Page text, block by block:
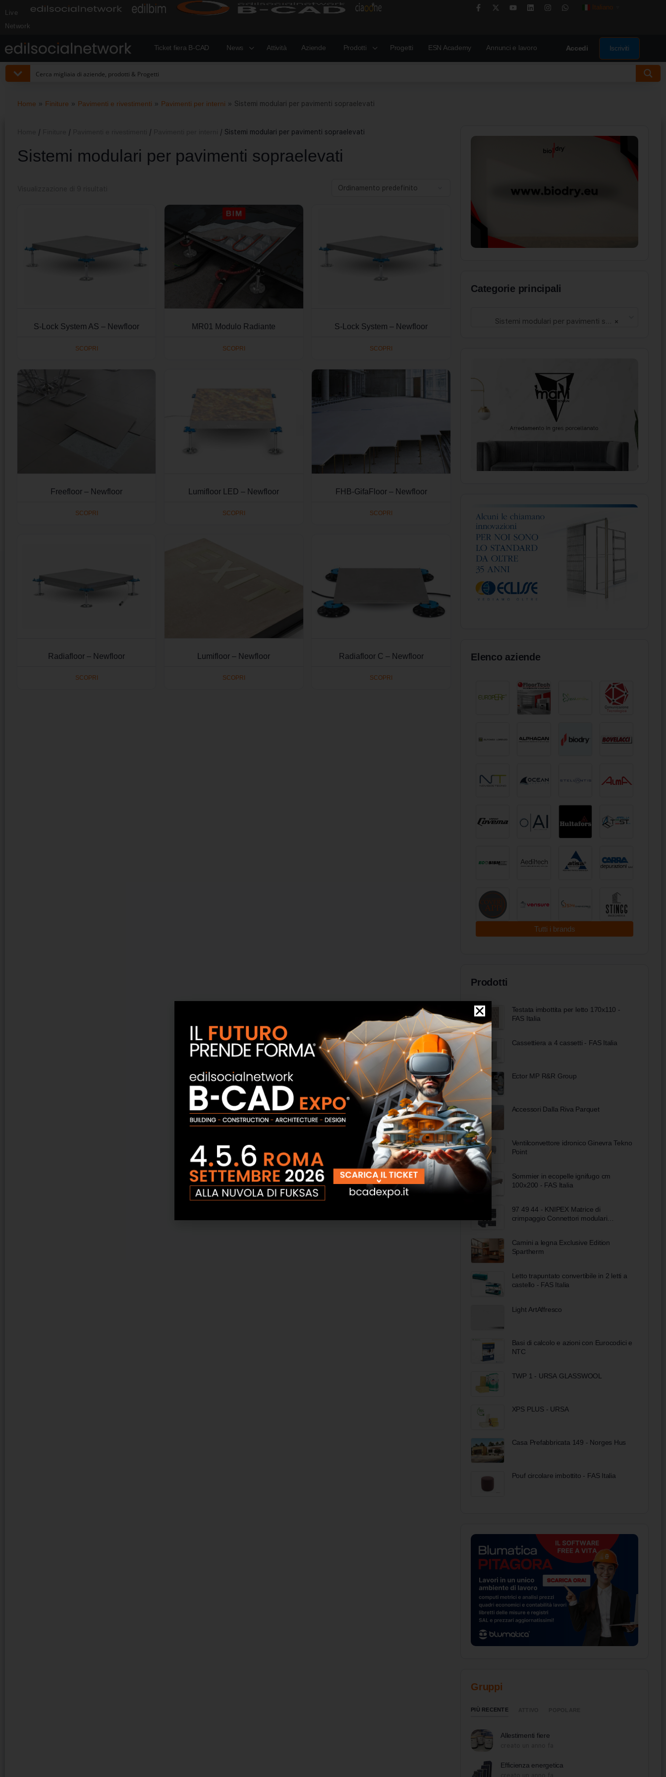
Live
Network
Italiano
Ticket fiera B-CAD News Attività Aziende Prodotti Progetti ESN Academy Annunci e lavoro Accedi Iscriviti
Home » Finiture » Pavimenti e rivestimenti » Pavimenti per interni » Sistemi modulari per pavimenti sopraelevati
/ / / / Sistemi modulari per pavimenti sopraelevati
Sistemi modulari per pavimenti sopraelevati
S-Lock System AS – Newfloor
SCOPRI
MR01 Modulo Radiante
SCOPRI
S-Lock System – Newfloor
SCOPRI
Freefloor – Newfloor
SCOPRI
Lumifloor LED – Newfloor
SCOPRI
FHB-GifaFloor – Newfloor
SCOPRI
Radiafloor – Newfloor
SCOPRI
Lumifloor – Newfloor
SCOPRI
Radiafloor C – Newfloor
SCOPRI
Categorie principali
×
Sistemi modulari per pavimenti sopraelevati (9)
Elenco aziende
Tutti i brands
Prodotti
Testata imbottita per letto 170x110 -
FAS Italia
Cassettiera a 4 cassetti - FAS Italia
Ector MP R&R Group
Accessori Dalla Riva Parquet
Ventilconvettore idronico Ginevra Tekno
Point
Sommier in ecopelle ignifugo cm
100x200 - FAS Italia
97 49 44 - KNIPEX Matrice di
crimpaggio Connettori modulari
Camini a legna Exclusive Edition
Spartherm
Letto trapuntato convertibile in 2 letti a
castello - FAS Italia
Light ArtAffresco
Basi di calcolo e azioni con Eurocodici e
NTC
TWP 1 - URSA GLASSWOOL
XPS PLUS - URSA
Casa Prefabbricata 149 - Norges Hus
Pouf circolare imbottito - FAS Italia
Gruppi
PIÙ RECENTE
Allestimenti fiere
Efficienza energetica